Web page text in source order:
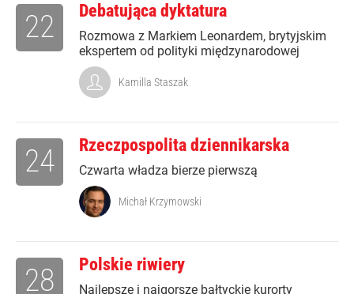
Debatująca dyktatura
Rozmowa z Markiem Leonardem, brytyjskim
ekspertem od polityki międzynarodowej
22
Kamilla Staszak
Rzeczpospolita dziennikarska
Czwarta władza bierze pierwszą
24
Michał Krzymowski
Polskie riwiery
Najlepsze i najgorsze bałtyckie kurorty
28